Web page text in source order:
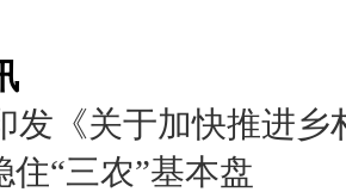
发《关于加快推进乡
住“三农”基本盘